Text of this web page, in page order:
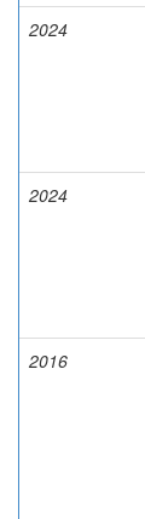
2024
2024
2016